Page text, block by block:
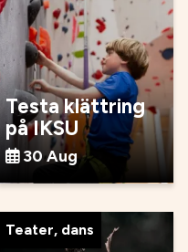
Testa klättring
på IKSU
30 Aug
Teater, dans